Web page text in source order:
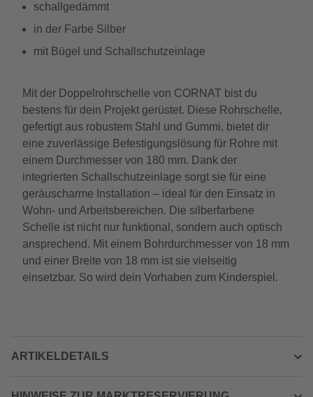
schallgedämmt
in der Farbe Silber
mit Bügel und Schallschutzeinlage
Mit der Doppelrohrschelle von CORNAT bist du
bestens für dein Projekt gerüstet. Diese Rohrschelle,
gefertigt aus robustem Stahl und Gummi, bietet dir
eine zuverlässige Befestigungslösung für Rohre mit
einem Durchmesser von 180 mm. Dank der
integrierten Schallschutzeinlage sorgt sie für eine
geräuscharme Installation – ideal für den Einsatz in
Wohn- und Arbeitsbereichen. Die silberfarbene
Schelle ist nicht nur funktional, sondern auch optisch
ansprechend. Mit einem Bohrdurchmesser von 18 mm
und einer Breite von 18 mm ist sie vielseitig
einsetzbar. So wird dein Vorhaben zum Kinderspiel.
ARTIKELDETAILS